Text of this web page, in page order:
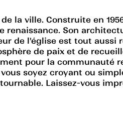
la ville. Construite en
renaissance. Son
de l'église est tout aussi
de paix et de
pour la communauté
soyez croyant ou
Laissez-vous